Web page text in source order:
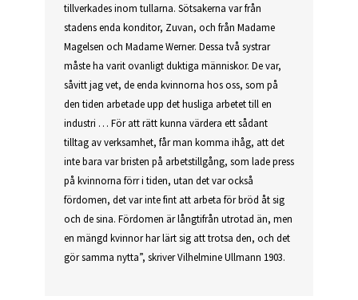
tillverkades inom tullarna. Sötsakerna var från
stadens enda konditor, Zuvan, och från Madame
Magelsen och Madame Werner. Dessa två systrar
måste ha varit ovanligt duktiga människor. De var,
såvitt jag vet, de enda kvinnorna hos oss, som på
den tiden arbetade upp det husliga arbetet till en
industri … För att rätt kunna värdera ett sådant
tilltag av verksamhet, får man komma ihåg, att det
inte bara var bristen på arbetstillgång, som lade press
på kvinnorna förr i tiden, utan det var också
fördomen, det var inte fint att arbeta för bröd åt sig
och de sina. Fördomen är långtifrån utrotad än, men
en mängd kvinnor har lärt sig att trotsa den, och det
gör samma nytta”, skriver Vilhelmine Ullmann 1903.